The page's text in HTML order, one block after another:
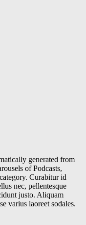
generated from
of Podcasts,
Curabitur id
nec, pellentesque
justo. Aliquam
varius laoreet sodales.